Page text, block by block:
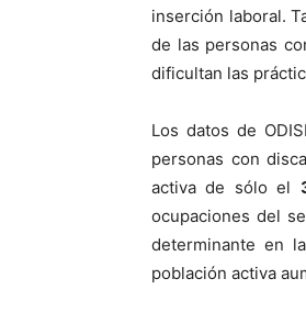
inserción laboral.
de las personas
dificultan las
Los datos de
personas con
activa de sólo el
ocupaciones del
determinante en
población activa